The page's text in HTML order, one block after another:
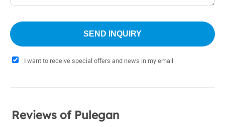
I want to receive special offers and news in my email
Reviews of Pulegan